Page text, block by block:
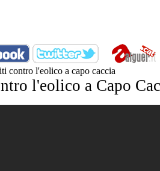
contro l'eolico a capo caccia
l'eolico a Capo